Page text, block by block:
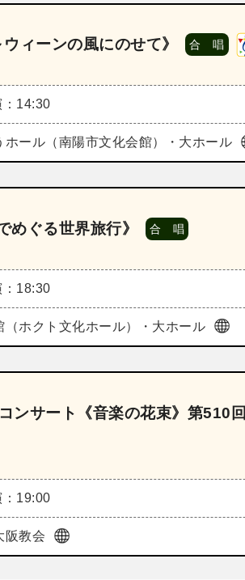
ィーンの風にのせて》 合 唱
：14:30
ホール（南陽市文化会館）・大ホール
ぐる世界旅行》 合 唱
：18:30
（ホクト文化ホール）・大ホール
ンサート《音楽の花束》第510回
：19:00
阪教会